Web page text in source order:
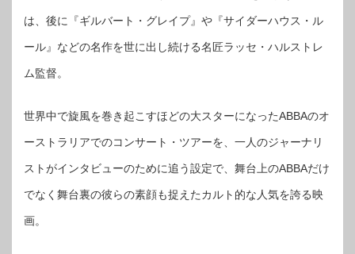
は、後に『ギルバート・グレイプ』や『サイダーハウス・ル
ール』などの名作を世に出し続ける名匠ラッセ・ハルストレ
ム監督。
世界中で旋風を巻き起こすほどの大スターになったABBAのオ
ーストラリアでのコンサート・ツアーを、一人のジャーナリ
ストがインタビューのために追う設定で、舞台上のABBAだけ
でなく舞台裏の彼らの素顔も捉えたカルト的な人気を誇る映
画。